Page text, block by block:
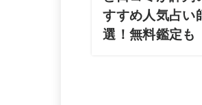
すすめ人気占い
選！無料鑑定も